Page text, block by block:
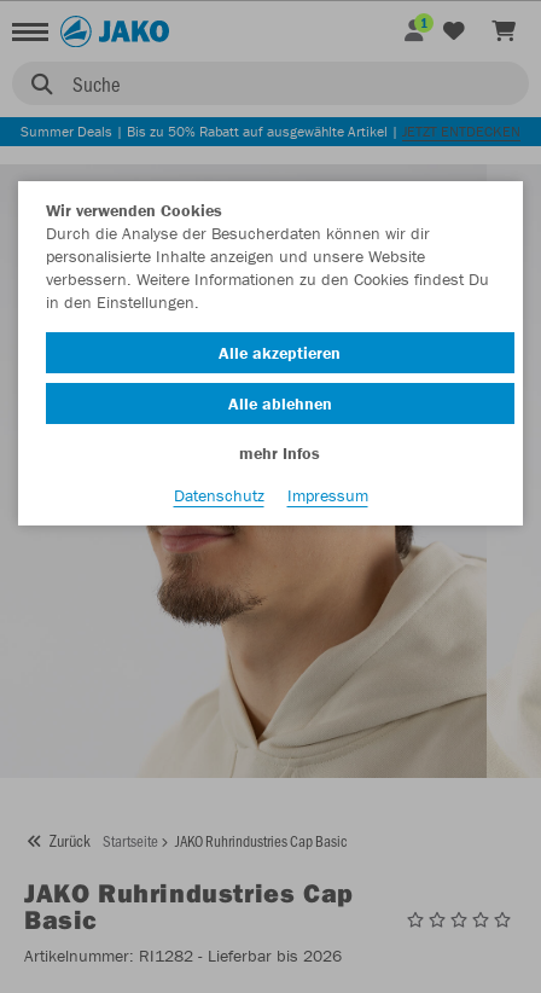
Suche
1
Summer Deals | Bis zu 50% Rabatt auf ausgewählte Artikel | JETZT ENTDECKEN
Zurück Startseite JAKO Ruhrindustries Cap Basic
JAKO Ruhrindustries Cap
Basic
Artikelnummer: RI1282 - Lieferbar bis 2026
Wir verwenden Cookies
Durch die Analyse der Besucherdaten können wir dir
personalisierte Inhalte anzeigen und unsere Website
verbessern. Weitere Informationen zu den Cookies findest Du
in den Einstellungen.
Alle akzeptieren
Alle ablehnen
mehr Infos
Datenschutz
Impressum